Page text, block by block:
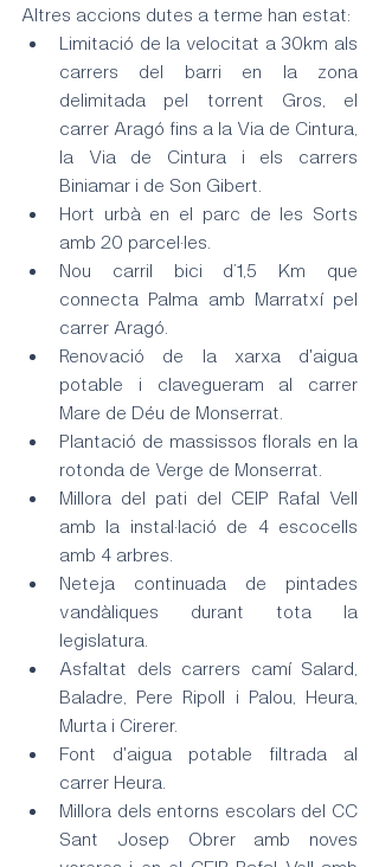
Altres accions dutes a terme han estat:
Limitació de la velocitat a 30km als
carrers del barri en la zona
delimitada pel torrent Gros, el
carrer Aragó fins a la Via de Cintura,
la Via de Cintura i els carrers
Biniamar i de Son Gibert.
Hort urbà en el parc de les Sorts
amb 20 parcel·les.
Nou carril bici d’1,5 Km que
connecta Palma amb Marratxí pel
carrer Aragó.
Renovació de la xarxa d'aigua
potable i clavegueram al carrer
Mare de Déu de Monserrat.
Plantació de massissos florals en la
rotonda de Verge de Monserrat.
Millora del pati del CEIP Rafal Vell
amb la instal·lació de 4 escocells
amb 4 arbres.
Neteja continuada de pintades
vandàliques durant tota la
legislatura.
Asfaltat dels carrers camí Salard,
Baladre, Pere Ripoll i Palou, Heura,
Murta i Cirerer.
Font d'aigua potable filtrada al
carrer Heura.
Millora dels entorns escolars del CC
Sant Josep Obrer amb noves